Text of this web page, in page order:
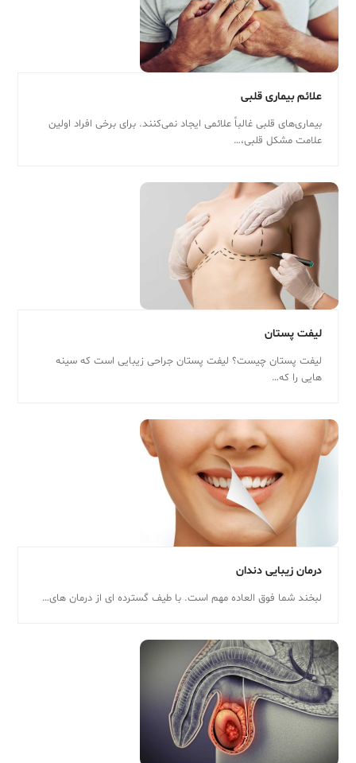
علائم بیماری قلبی
بیماری‌های قلبی غالباً علائمی ایجاد نمی‌کنند. برای برخی افراد اولین
علامت مشکل قلبی،…
لیفت پستان
لیفت پستان چیست؟ لیفت پستان جراحی زیبایی است که سینه
هایی را که…
درمان زیبایی دندان
لبخند شما فوق العاده مهم است. با طیف گسترده ای از درمان های…